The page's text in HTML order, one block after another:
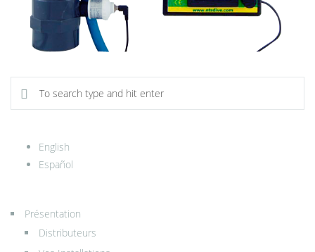
English
Español
Présentation
Distributeurs